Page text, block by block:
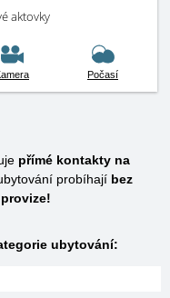
aktovky
Počasí
přímé kontakty na
probíhají bez
ubytování: